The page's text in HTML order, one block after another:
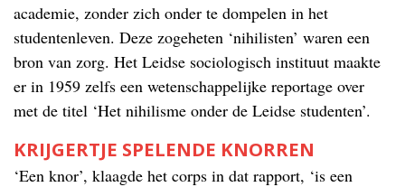
academie, zonder zich onder te dompelen in het
studentenleven. Deze zogeheten ‘nihilisten’ waren een
bron van zorg. Het Leidse sociologisch instituut maakte
er in 1959 zelfs een wetenschappelijke reportage over
met de titel ‘Het nihilisme onder de Leidse studenten’.
KRIJGERTJE SPELENDE KNORREN
‘Een knor’, klaagde het corps in dat rapport, ‘is een